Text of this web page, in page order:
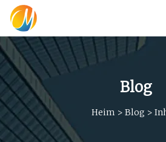
Blog
Heim > Blog >